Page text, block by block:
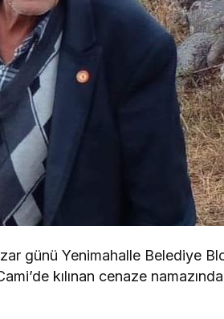
günü Yenimahalle Belediye
kılınan cenaze